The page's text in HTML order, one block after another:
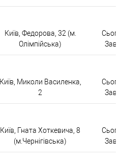
Київ, Федорова, 32 (м.
Олімпійська)
Київ, Миколи Василенка,
2
Київ, Гната Хоткевича, 8
(м.Чернігівська)